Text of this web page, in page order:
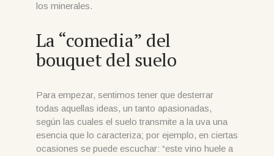
los minerales.
La “comedia” del
bouquet del suelo
Para empezar, sentimos tener que desterrar
todas aquellas ideas, un tanto apasionadas,
según las cuales el suelo transmite a la uva una
esencia que lo caracteriza; por ejemplo, en ciertas
ocasiones se puede escuchar: “este vino huele a